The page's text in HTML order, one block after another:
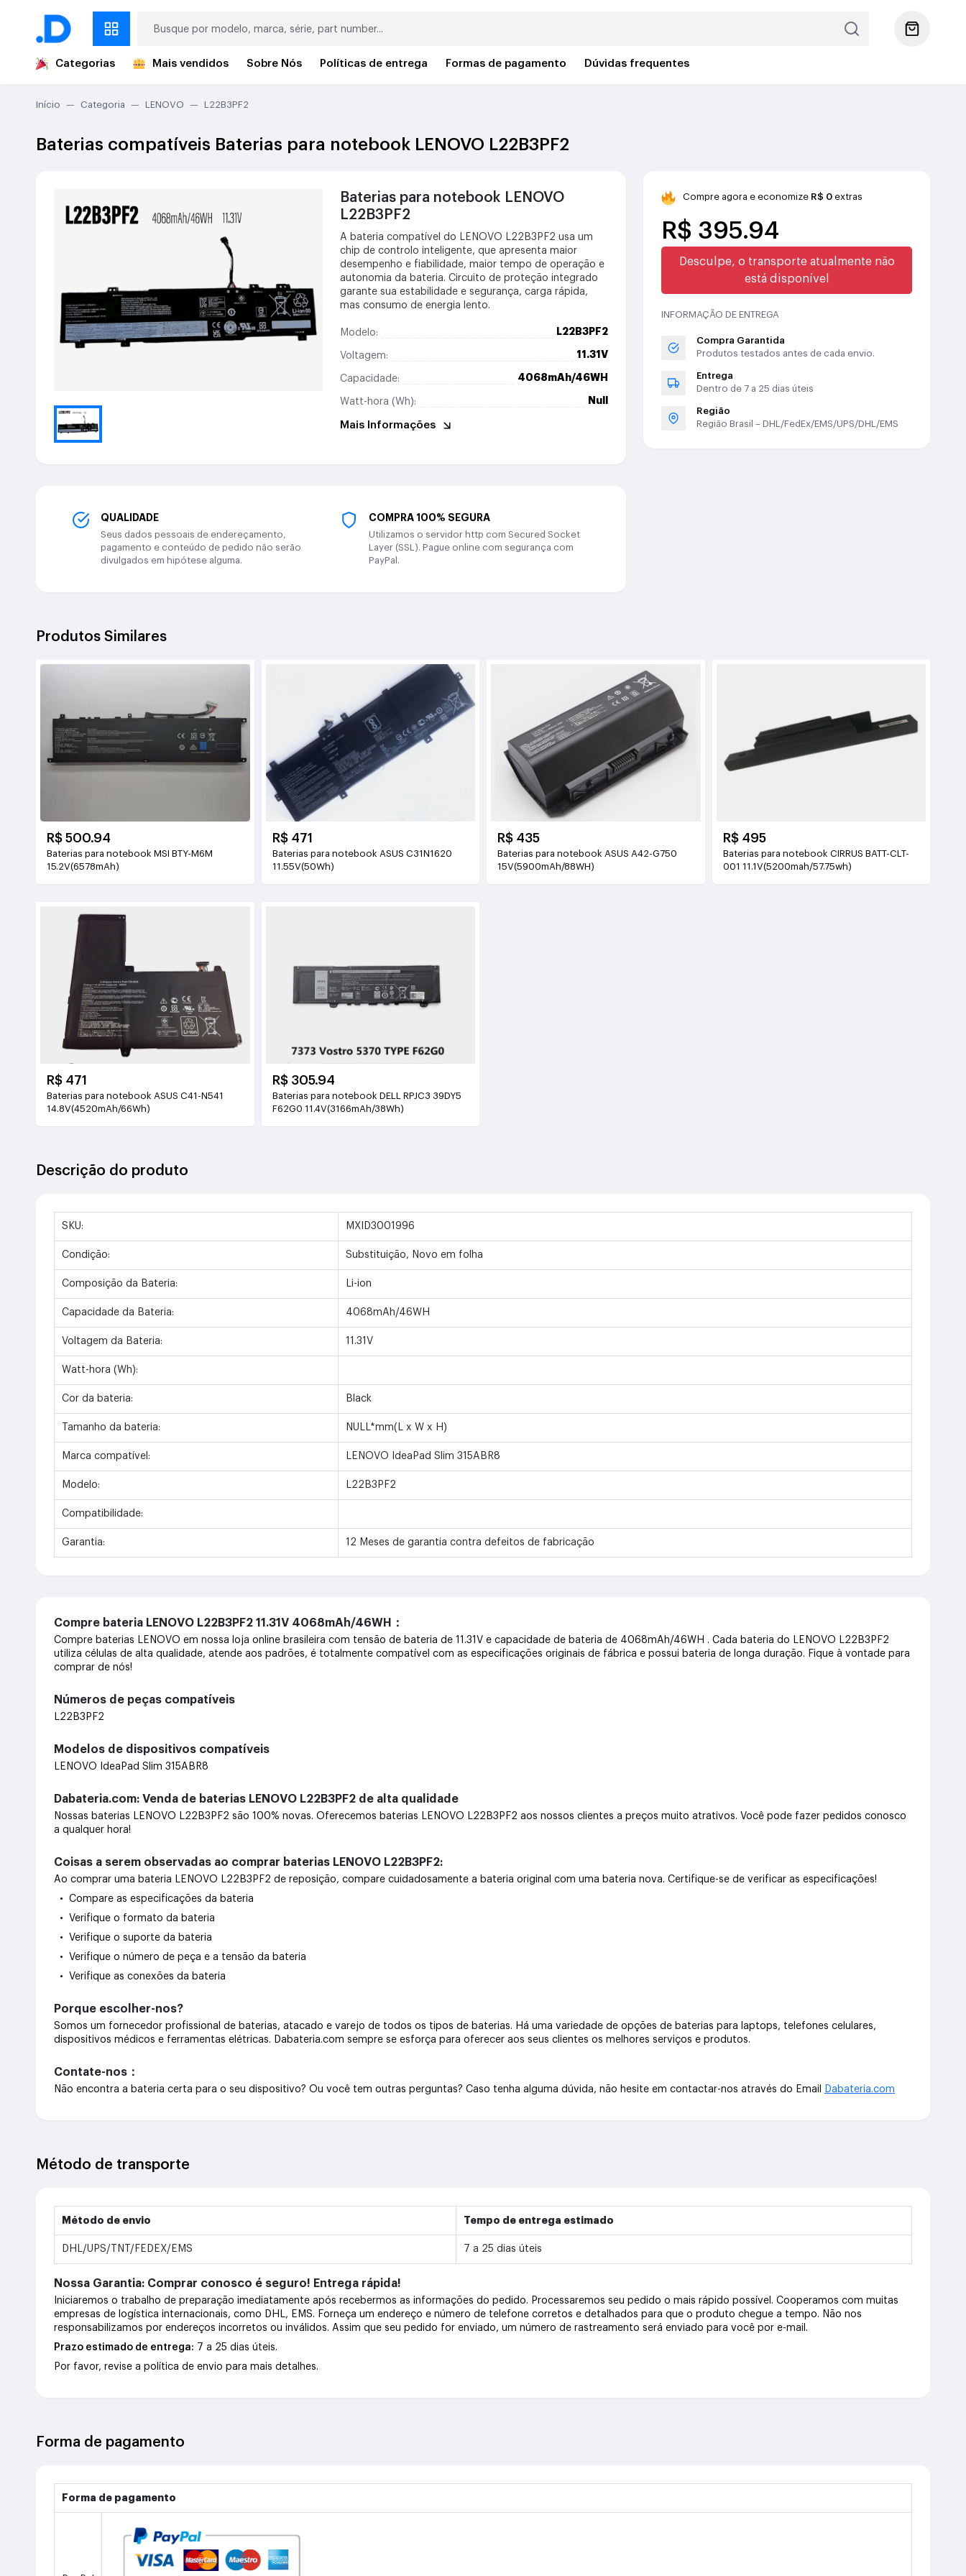
Categorias Mais vendidos Sobre Nós Políticas de entrega Formas de pagamento Dúvidas frequentes
Início Categoria LENOVO L22B3PF2
Baterias compatíveis Baterias para notebook LENOVO L22B3PF2
Baterias para notebook LENOVO
L22B3PF2
A bateria compatível do LENOVO L22B3PF2 usa um
chip de controlo inteligente, que apresenta maior
desempenho e fiabilidade, maior tempo de operação e
autonomia da bateria. Circuito de proteção integrado
garante sua estabilidade e segurança, carga rápida,
mas consumo de energia lento.
Modelo: L22B3PF2
Voltagem: 11.31V
Capacidade: 4068mAh/46WH
Watt-hora (Wh): Null
Mais Informações
QUALIDADE
Seus dados pessoais de endereçamento,
pagamento e conteúdo de pedido não serão
divulgados em hipótese alguma.
COMPRA 100% SEGURA
Utilizamos o servidor http com Secured Socket
Layer (SSL). Pague online com segurança com
PayPal.
Compre agora e economize R$ 0extras
R$ 395.94
Desculpe, o transporte atualmente não
está disponível
INFORMAÇÃO DE ENTREGA
Compra Garantida
Produtos testados antes de cada envio.
Entrega
Dentro de 7 a 25 dias úteis
Região
Região Brasil – DHL/FedEx/EMS/UPS/DHL/EMS
Produtos Similares
R$ 500.94
Baterias para notebook MSI BTY-M6M
15.2V(6578mAh)
R$ 471
Baterias para notebook ASUS C31N1620
11.55V(50Wh)
R$ 435
Baterias para notebook ASUS A42-G750
15V(5900mAh/88WH)
R$ 495
Baterias para notebook CIRRUS BATT-CLT-
001 11.1V(5200mah/57.75wh)
R$ 471
Baterias para notebook ASUS C41-N541
14.8V(4520mAh/66Wh)
R$ 305.94
Baterias para notebook DELL RPJC3 39DY5
F62G0 11.4V(3166mAh/38Wh)
Descrição do produto
SKU: MXID3001996
Condição: Substituição, Novo em folha
Composição da Bateria: Li-ion
Capacidade da Bateria: 4068mAh/46WH
Voltagem da Bateria: 11.31V
Watt-hora (Wh):
Cor da bateria: Black
Tamanho da bateria: NULL*mm(L x W x H)
Marca compatível: LENOVO IdeaPad Slim 315ABR8
Modelo: L22B3PF2
Compatibilidade:
Garantia: 12 Meses de garantia contra defeitos de fabricação
Compre bateria LENOVO L22B3PF2 11.31V 4068mAh/46WH：
Compre baterias LENOVO em nossa loja online brasileira com tensão de bateria de 11.31V e capacidade de bateria de 4068mAh/46WH . Cada bateria do LENOVO L22B3PF2
utiliza células de alta qualidade, atende aos padrões, é totalmente compatível com as especificações originais de fábrica e possui bateria de longa duração. Fique à vontade para
comprar de nós!
Números de peças compatíveis
L22B3PF2
Modelos de dispositivos compatíveis
LENOVO IdeaPad Slim 315ABR8
Dabateria.com: Venda de baterias LENOVO L22B3PF2 de alta qualidade
Nossas baterias LENOVO L22B3PF2 são 100% novas. Oferecemos baterias LENOVO L22B3PF2 aos nossos clientes a preços muito atrativos. Você pode fazer pedidos conosco
a qualquer hora!
Coisas a serem observadas ao comprar baterias LENOVO L22B3PF2:
Ao comprar uma bateria LENOVO L22B3PF2 de reposição, compare cuidadosamente a bateria original com uma bateria nova. Certifique-se de verificar as especificações!
• Compare as especificações da bateria
• Verifique o formato da bateria
• Verifique o suporte da bateria
• Verifique o número de peça e a tensão da bateria
• Verifique as conexões da bateria
Porque escolher-nos?
Somos um fornecedor profissional de baterias, atacado e varejo de todos os tipos de baterias. Há uma variedade de opções de baterias para laptops, telefones celulares,
dispositivos médicos e ferramentas elétricas. Dabateria.com sempre se esforça para oferecer aos seus clientes os melhores serviços e produtos.
Contate-nos：
Não encontra a bateria certa para o seu dispositivo? Ou você tem outras perguntas? Caso tenha alguma dúvida, não hesite em contactar-nos através do Email Dabateria.com
Método de transporte
Método de envio Tempo de entrega estimado
DHL/UPS/TNT/FEDEX/EMS 7 a 25 dias úteis
Nossa Garantia: Comprar conosco é seguro! Entrega rápida!
Iniciaremos o trabalho de preparação imediatamente após recebermos as informações do pedido. Processaremos seu pedido o mais rápido possível. Cooperamos com muitas
empresas de logística internacionais, como DHL, EMS. Forneça um endereço e número de telefone corretos e detalhados para que o produto chegue a tempo. Não nos
responsabilizamos por endereços incorretos ou inválidos. Assim que seu pedido for enviado, um número de rastreamento será enviado para você por e-mail.
Prazo estimado de entrega: 7 a 25 dias úteis.
Por favor, revise a política de envio para mais detalhes.
Forma de pagamento
Forma de pagamento